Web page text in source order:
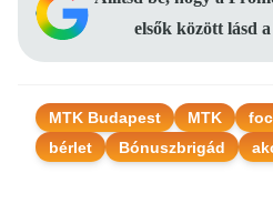
elsők között lásd
MTK Budapest MTK
bérlet
Bónuszbrigád